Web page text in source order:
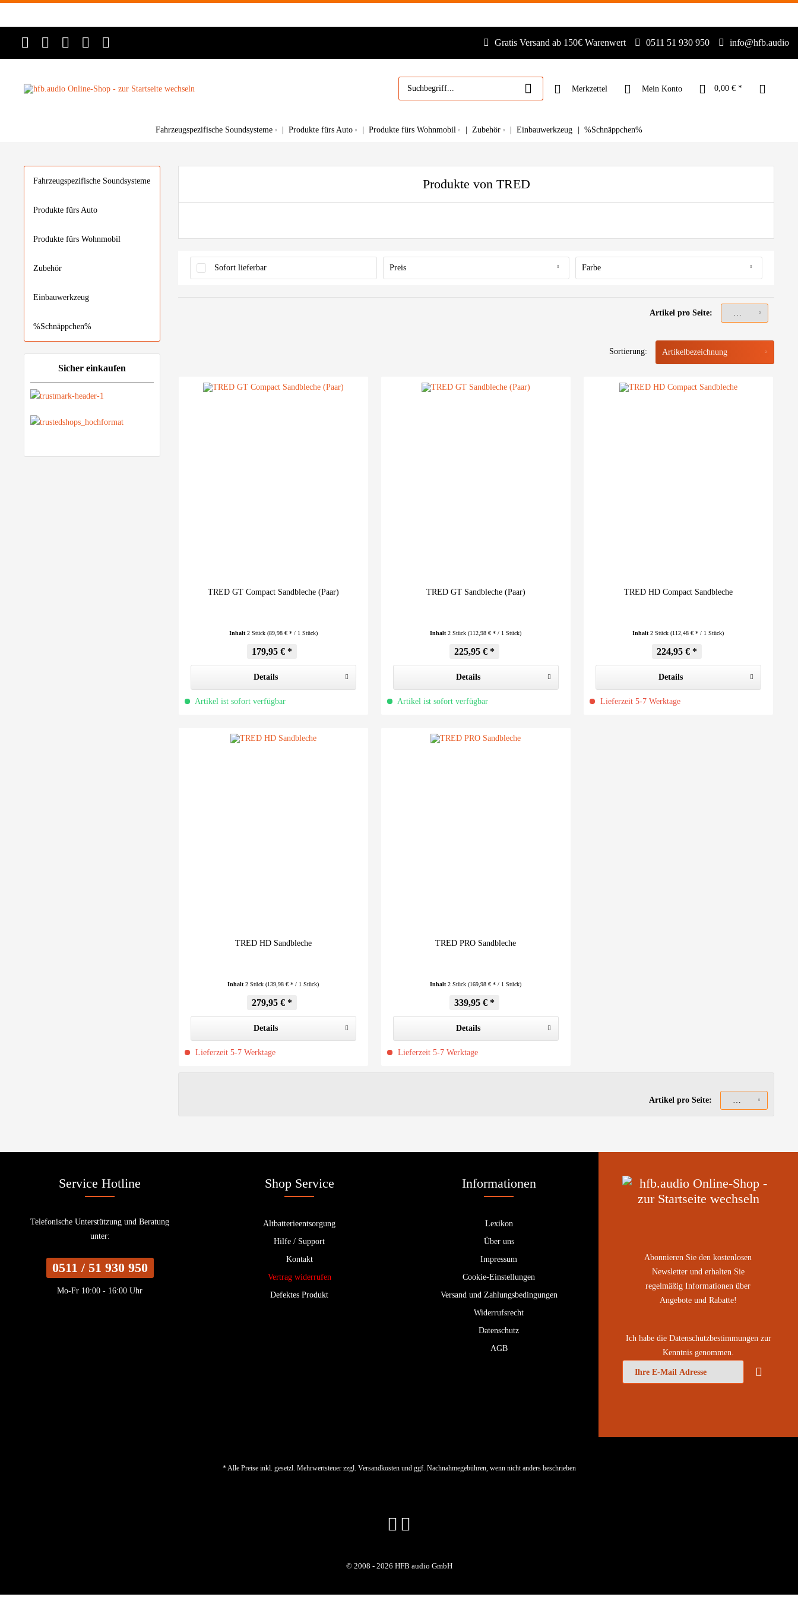
Gratis Versand ab 150€ Warenwert 0511 51 930 950 info@hfb.audio
Merkzettel Mein Konto 0,00 € *
Fahrzeugspezifische Soundsysteme Produkte fürs Auto Produkte fürs Wohnmobil Zubehör Einbauwerkzeug %Schnäppchen%
Fahrzeugspezifische Soundsysteme
Produkte fürs Auto
Produkte fürs Wohnmobil
Zubehör
Einbauwerkzeug
%Schnäppchen%
Sicher einkaufen
Produkte von TRED
Sofort lieferbar Preis Farbe
Blau
Bronze
Artikel pro Seite:
Sortierung:
TRED GT Compact Sandbleche (Paar)
Inhalt 2 Stück (89,98 € * / 1 Stück)
179,95 € *
Details
Artikel ist sofort verfügbar
TRED GT Sandbleche (Paar)
Inhalt2 Stück(112,98 € * / 1 Stück)
225,95 € *
Details
Artikel ist sofort verfügbar
TRED HD Compact Sandbleche
Inhalt2 Stück(112,48 € * / 1 Stück)
224,95 € *
Details
Lieferzeit 5-7 Werktage
TRED HD Sandbleche
Inhalt2 Stück(139,98 € * / 1 Stück)
279,95 € *
Details
Lieferzeit 5-7 Werktage
TRED PRO Sandbleche
Inhalt2 Stück(169,98 € * / 1 Stück)
339,95 € *
Details
Lieferzeit 5-7 Werktage
Artikel pro Seite:
Service Hotline
Telefonische Unterstützung und Beratung
unter:
0511 / 51 930 950
Mo-Fr 10:00 - 16:00 Uhr
Shop Service
Altbatterieentsorgung
Hilfe / Support
Kontakt
Vertrag widerrufen
Defektes Produkt
Informationen
Lexikon
Über uns
Impressum
Cookie-Einstellungen
Versand und Zahlungsbedingungen
Widerrufsrecht
Datenschutz
AGB
Abonnieren Sie den kostenlosen
Newsletter und erhalten Sie
regelmäßig Informationen über
Angebote und Rabatte!
Ich habe die Datenschutzbestimmungenzur
Kenntnis genommen.
* Alle Preise inkl. gesetzl. Mehrwertsteuer zzgl. Versandkostenund ggf. Nachnahmegebühren, wenn nicht anders beschrieben
© 2008 - 2026 HFB audio GmbH